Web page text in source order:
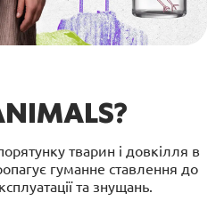
тварин і довкілля в
гуманне ставлення до
та знущань.